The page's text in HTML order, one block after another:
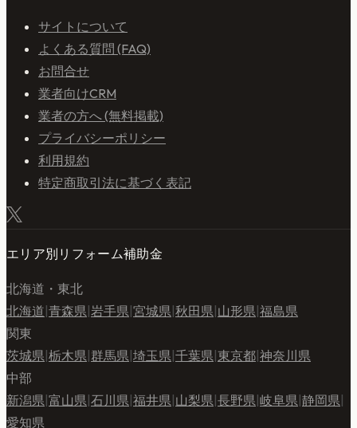
サイトについて
よくある質問 (FAQ)
お問合せ
業者向けCRM
業者の方へ (無料掲載)
プライバシーポリシー
利用規約
特定商取引法に基づく表記
エリア別リフォーム補助金
北海道・東北
北海道|青森県|岩手県|宮城県|秋田県|山形県|福島県
関東
茨城県|栃木県|群馬県|埼玉県|千葉県|東京都|神奈川県
中部
新潟県|富山県|石川県|福井県|山梨県|長野県|岐阜県|静岡県|
愛知県